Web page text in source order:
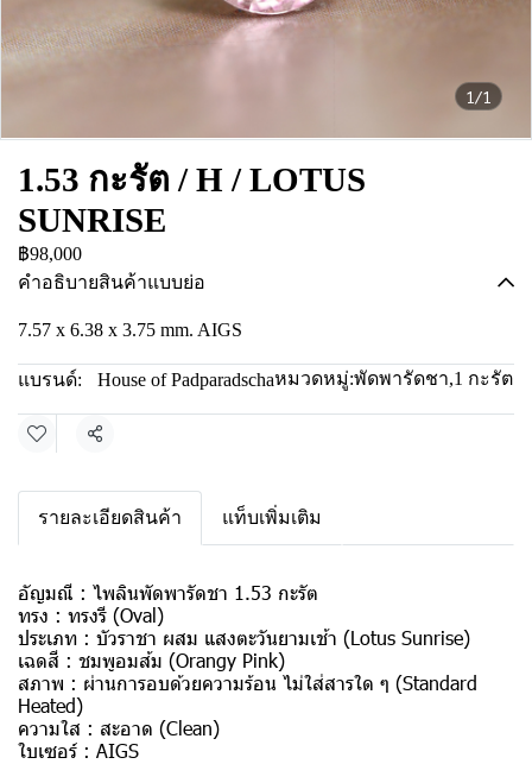
1/1
1.53 กะรัต / H / LOTUS
SUNRISE
฿98,000
คำอธิบายสินค้าแบบย่อ
7.57 x 6.38 x 3.75 mm. AIGS
แบรนด์: House of Padparadschaหมวดหมู่:พัดพารัดชา,1 กะรัต
แชร์
รายละเอียดสินค้า แท็บเพิ่มเติม
อัญมณี : ไพลินพัดพารัดชา 1.53 กะรัต
ทรง : ทรงรี (Oval)
ประเภท : บัวราชา ผสม แสงตะวันยามเช้า (Lotus Sunrise)
เฉดสี : ชมพูอมส้ม (Orangy Pink)
สภาพ : ผ่านการอบด้วยความร้อน ไม่ใส่สารใด ๆ (Standard
Heated)
ความใส : สะอาด (Clean)
ใบเซอร์ : AIGS